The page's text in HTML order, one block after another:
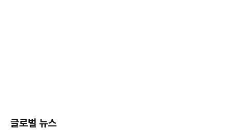
글로벌 뉴스